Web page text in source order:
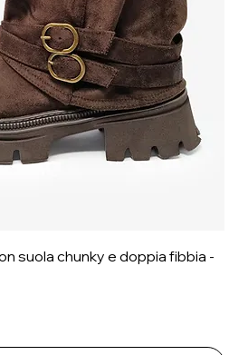
suola chunky e doppia fibbia -